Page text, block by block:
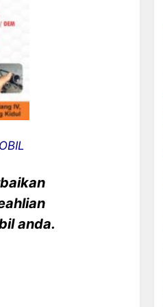
anda.